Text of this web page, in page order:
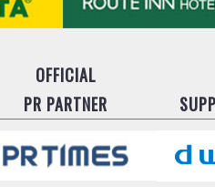
OFFICIAL
PR PARTNER